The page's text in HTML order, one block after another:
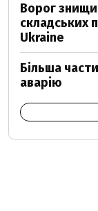
Ворог
складських
Ukraine
Більша
аварію